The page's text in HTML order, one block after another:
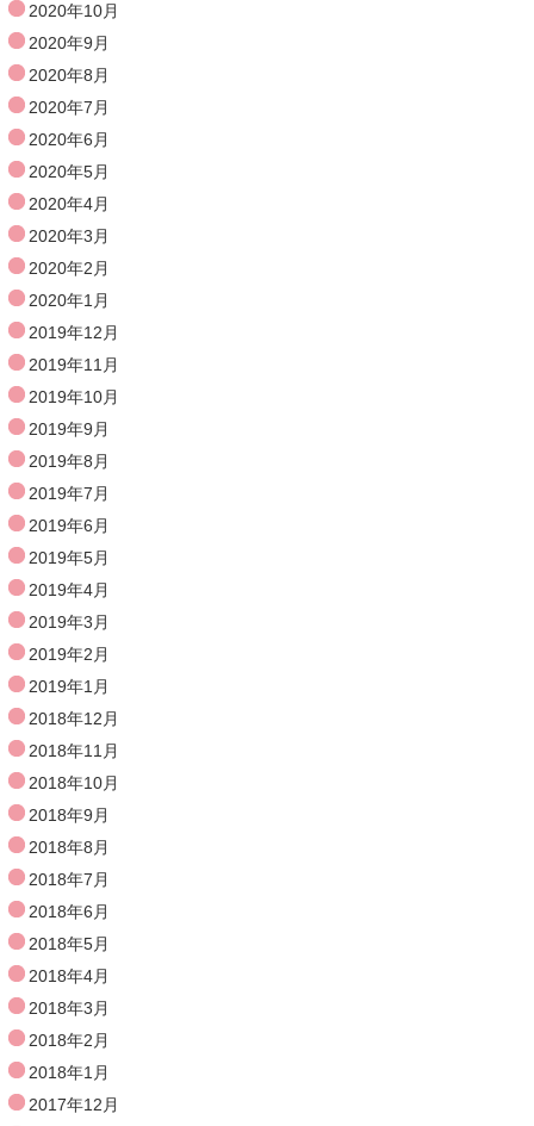
2020年10月
2020年9月
2020年8月
2020年7月
2020年6月
2020年5月
2020年4月
2020年3月
2020年2月
2020年1月
2019年12月
2019年11月
2019年10月
2019年9月
2019年8月
2019年7月
2019年6月
2019年5月
2019年4月
2019年3月
2019年2月
2019年1月
2018年12月
2018年11月
2018年10月
2018年9月
2018年8月
2018年7月
2018年6月
2018年5月
2018年4月
2018年3月
2018年2月
2018年1月
2017年12月